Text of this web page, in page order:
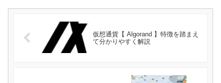
仮想通貨【 Algorand 】特徴を踏まえ
て分かりやすく解説